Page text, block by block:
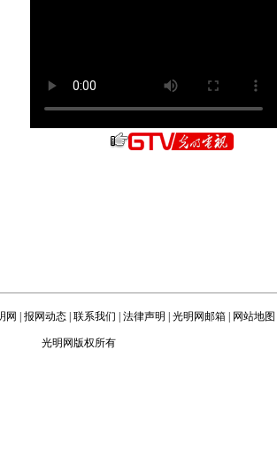
网 报网动态 联系我们 法律声明 光明网邮箱 网站地图
光明网版权所有